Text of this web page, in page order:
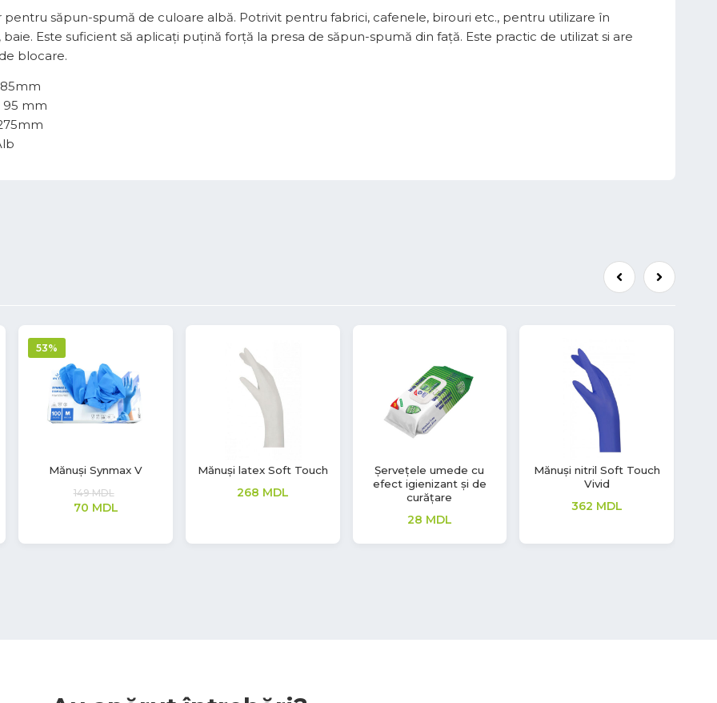
pentru săpun-spumă de culoare albă. Potrivit pentru fabrici, cafenele, birouri etc., pentru utilizare în
baie. Este suficient să aplicați puțină forță la presa de săpun-spumă din față. Este practic de utilizat si are
blocare.
95 mm
Mănuși nitril Soft Touch
362MDL
Mănuși latex Soft Touch
277 MDL
Mănuși latex Aurelia
Vintage
208MDL
Mănuși latex Soft Touch
208MDL